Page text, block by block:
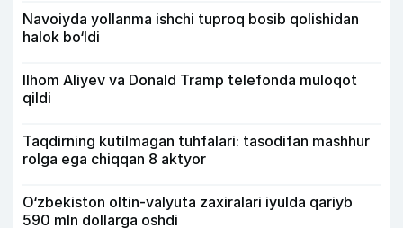
Navoiyda yollanma ishchi tuproq bosib qolishidan
halok bo‘ldi
Ilhom Aliyev va Donald Tramp telefonda muloqot
qildi
Taqdirning kutilmagan tuhfalari: tasodifan mashhur
rolga ega chiqqan 8 aktyor
O‘zbekiston oltin-valyuta zaxiralari iyulda qariyb
590 mln dollarga oshdi